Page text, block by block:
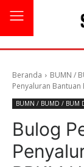
Beranda BUMN /
Penyaluran Bantuan
BUMN / BUMD / BUM
Bulog